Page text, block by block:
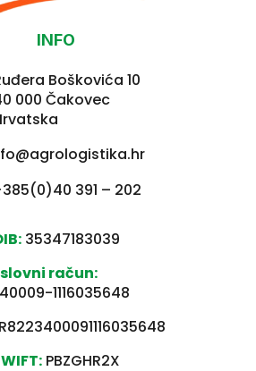
INFO
Boškovića 10
000 Čakovec
391 – 202
35347183039
račun:
1116035648
PBZGHR2X